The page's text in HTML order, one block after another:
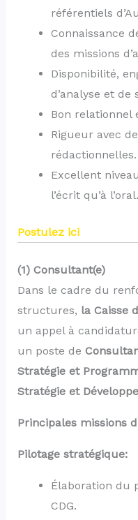
référentiels
Connaissance
des missions
Disponibilité,
d’analyse et de
Bon relationnel
Rigueur avec
rédactionnelles.
Excellent
l’écrit qu’à l’oral.
Postulez ici
(1) Consultant(e)
Dans le cadre du
structures, la Caisse
un appel à
un poste de
Stratégie et
Stratégie et
Principales missions
Pilotage stratégique:
Élaboration du
CDG.